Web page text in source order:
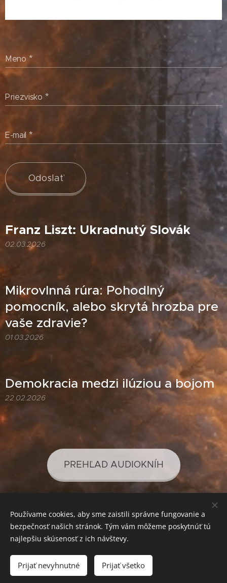
Meno
Priezvisko
E-mail
Odoslať
Franz Liszt: Ukradnutý Slovák
02.03.2026
Mikrovlnná rúra: Pohodlný
pomocník, alebo skrytá hrozba pre
vaše zdravie?
01.03.2026
Demokracia medzi ilúziou a bojom
22.02.2026
PREHĽAD AUDIOKNÍH
PREHĽAD PODCASTOV
SVETLO PRE VAŠE POZNANIE
Používame cookies, aby sme zaistili správne fungovanie a
bezpečnosť našich stránok. Tým vám môžeme poskytnúť tú
najlepšiu skúsenosť z ich návštevy.
Prijať nevyhnutné Prijať všetko